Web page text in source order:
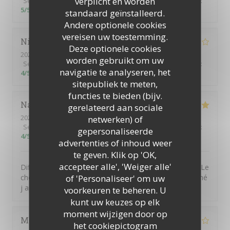
standaard geïnstalleerd.
Andere optionele cookies
vereisen uw toestemming.
Deze optionele cookies
worden gebruikt om uw
navigatie te analyseren, het
sitepubliek te meten,
functies te bieden (bijv.
gerelateerd aan sociale
netwerken) of
gepersonaliseerde
advertenties of inhoud weer
te geven. Klik op 'OK,
accepteer alle', 'Weiger alle'
of 'Personaliseer' om uw
voorkeuren te beheren. U
kunt uw keuzes op elk
moment wijzigen door op
het cookiepictogram
5/5
Nicolas
2023-03-05
- 13:00 - Gasten 3
Service
Atmosfeer: 3/5 Keuken:3/5 Kwaliteit / Prijs
:
4/5
Nathalie
2023-03-05
- 11:45 - Gasten 2
Service
Keuken /5
:
4/5
Difficile de ne pas apprécier ce restaurant La diversité Le
choix C était bon ,voire très bon Pour les buveurs de thé
j apprécierait une théière si possible
Marie-Odile P